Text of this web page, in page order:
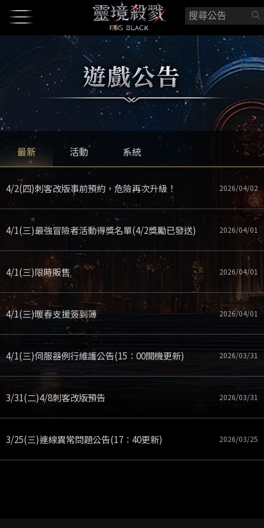
最新 活動 系統
4/2(四)刺客改版事前預約，危險再次升級！ 2026/04/02
4/1(三)最強冒險者活動得獎名單(4/2獎勵已發送) 2026/04/01
4/1(三)限時販售 2026/04/01
4/1(三)暖春支援簽到簿 2026/04/01
4/1(三)伺服器例行維護公告(15：00開機更新) 2026/03/31
3/31(二)4/8刺客改版預告 2026/03/31
3/25(三)連線異常問題公告(17：40更新) 2026/03/25